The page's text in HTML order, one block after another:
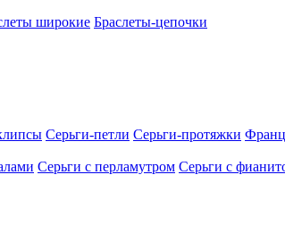
широкие Браслеты-цепочки
Серьги-петли Серьги-протяжки
Серьги с перламутром Серьги с